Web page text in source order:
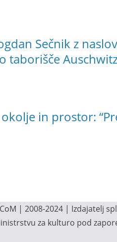
Sečnik z
taborišče
in prostor:
| 2008-2024 | Izdajatelj
za kulturo pod